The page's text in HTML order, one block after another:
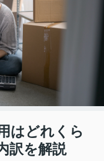
はどれくら
訳を解説